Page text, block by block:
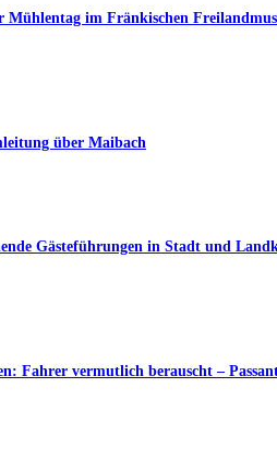
Mühlentag im Fränkischen
über Maibach
Gästeführungen in Stadt und
Fahrer vermutlich berauscht –